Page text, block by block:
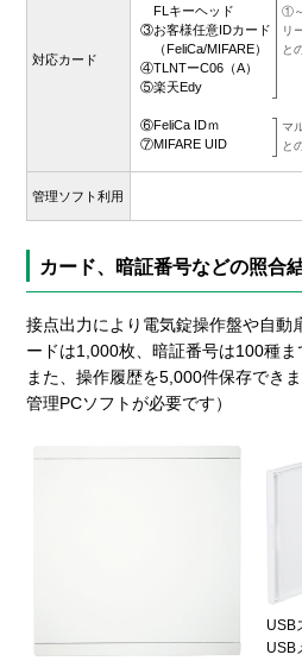
対応カード
FLキーヘッド
③お客様任意IDカード
（FeliCa/MIFARE）
④TLNTーC06（A）
⑤楽天Edy
⑥FeliCa IDｍ
⑦MIFARE UID
①
リ
と
マ
と
管理ソフト利用
カード、暗証番号などの照合
接点出力により電気錠操作盤や自動
ードは1,000枚、暗証番号は100種ま
また、操作履歴を5,000件保存でき
管理PCソフトが必要です）
USB
USB